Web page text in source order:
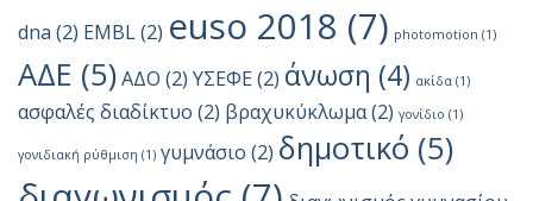
dna (2) EMBL(2) euso 2018 (7) photomotion (1)
ΑΔΕ (5)ΑΔΟ (2) ΥΣΕΦΕ(2) άνωση (4) ακίδα (1)
ασφαλές διαδίκτυο (2) βραχυκύκλωμα(2) γονίδιο (1)
γονιδιακή ρύθμιση (1) γυμνάσιο (2) δημοτικό (5)